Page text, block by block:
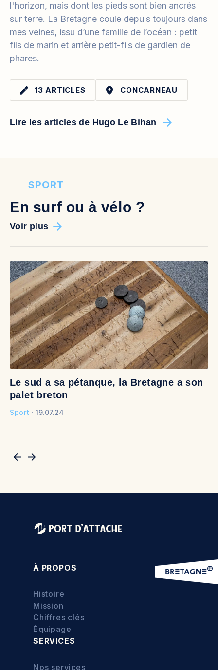
l'horizon, mais dont les pieds sont bien ancrés
sur terre. La Bretagne coule depuis toujours dans
mes veines, issu d’une famille de l’océan : petit
fils de marin et arrière petit-fils de gardien de
phares.
13 ARTICLES CONCARNEAU
Lire les articles de Hugo Le Bihan
En surf ou à vélo ?
SPORT
Voir plus
Le sud a sa pétanque, la Bretagne a son
palet breton
Sport 19.07.24
À PROPOS
Histoire
Mission
Chiffres clés
Équipage
SERVICES
Nos services